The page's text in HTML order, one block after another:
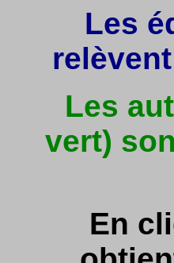
Les
Les
vert)
En